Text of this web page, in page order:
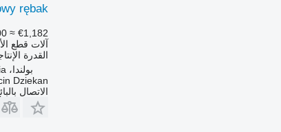
rębak
≈ €1,182
آلات قطع
القدرة
بولندا، Słupia
Dziekan
الاتصال